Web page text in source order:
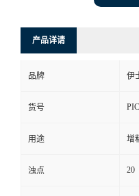
产品详请
品牌 伊
货号
用途 增
浊点 20